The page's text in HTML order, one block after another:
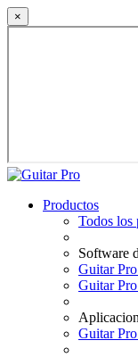
×
Productos
Todos los
Software
Guitar
Guitar
Guitar